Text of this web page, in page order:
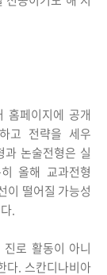
홈페이지에 공개
고 전략을 세우
논술전형은 실
올해 교과전형
이 떨어질 가능성
.
로 활동이 아니
다. 스칸디나비아